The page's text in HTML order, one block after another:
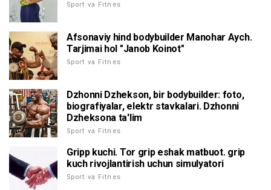
Sport va Fitnes
Afsonaviy hind bodybuilder Manohar Aych.
Tarjimai hol "Janob Koinot"
Sport va Fitnes
Dzhonni Dzhekson, bir bodybuilder: foto,
biografiyalar, elektr stavkalari. Dzhonni
Dzheksona ta'lim
Sport va Fitnes
Gripp kuchi. Tor grip eshak matbuot. grip
kuch rivojlantirish uchun simulyatori
Sport va Fitnes